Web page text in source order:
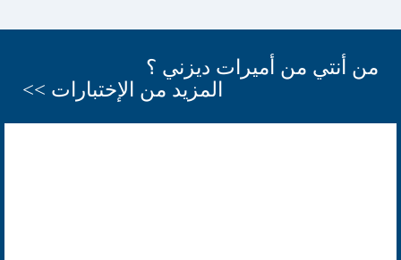
من أنتي من أميرات ديزني ؟
المزيد من الإختبارات >>